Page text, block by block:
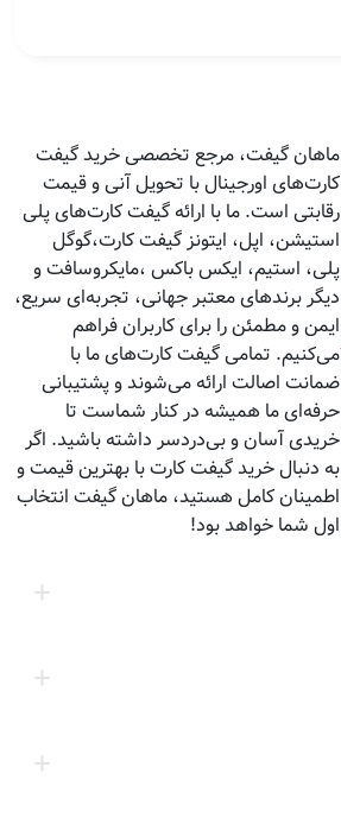
ماهان گیفت، مرجع تخصصی خرید گیفت
کارت‌های اورجینال با تحویل آنی و قیمت
رقابتی است. ما با ارائه گیفت کارت‌های پلی
استیشن، اپل، ایتونز گیفت کارت،گوگل
پلی، استیم، ایکس باکس ،مایکروسافت و
دیگر برندهای معتبر جهانی، تجربه‌ای سریع،
ایمن و مطمئن را برای کاربران فراهم
می‌کنیم. تمامی گیفت کارت‌های ما با
ضمانت اصالت ارائه می‌شوند و پشتیبانی
حرفه‌ای ما همیشه در کنار شماست تا
خریدی آسان و بی‌دردسر داشته باشید. اگر
به دنبال خرید گیفت کارت با بهترین قیمت و
اطمینان کامل هستید، ماهان گیفت انتخاب
اول شما خواهد بود!